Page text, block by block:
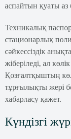
аспайтын қуаты аз
Техникалық
стационарлық
сәйкессіздік
жіберіледі, ал
Қозғалтқыштың
тұрғылықты жері
хабарласу қажет.
Күндізгі